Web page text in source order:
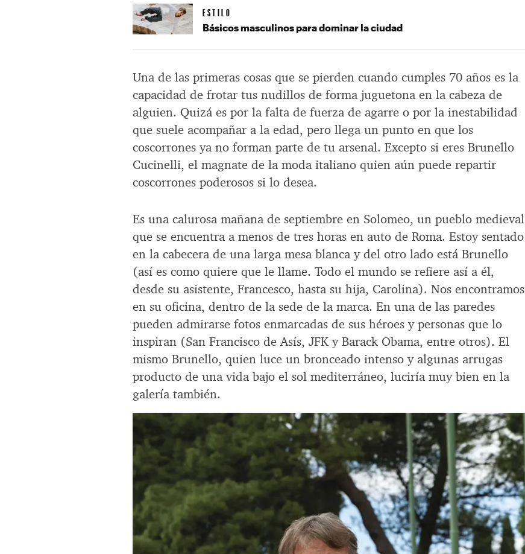
Una de las primeras cosas que se pierden cuando cumples 70 años es la
capacidad de frotar tus nudillos de forma juguetona en la cabeza de
alguien. Quizá es por la falta de fuerza de agarre o por la inestabilidad
que suele acompañar a la edad, pero llega un punto en que los
coscorrones ya no forman parte de tu arsenal. Excepto si eres Brunello
Cucinelli, el magnate de la moda italiano quien aún puede repartir
coscorrones poderosos si lo desea.
Es una calurosa mañana de septiembre en Solomeo, un pueblo medieval
que se encuentra a menos de tres horas en auto de Roma. Estoy sentado
en la cabecera de una larga mesa blanca y del otro lado está Brunello
(así es como quiere que le llame. Todo el mundo se refiere así a él,
desde su asistente, Francesco, hasta su hija, Carolina). Nos encontramos
en su oficina, dentro de la sede de la marca. En una de las paredes
pueden admirarse fotos enmarcadas de sus héroes y personas que lo
inspiran (San Francisco de Asís, JFK y Barack Obama, entre otros). El
mismo Brunello, quien luce un bronceado intenso y algunas arrugas
producto de una vida bajo el sol mediterráneo, luciría muy bien en la
galería también.
ESTILO
Básicos masculinos para dominar la ciudad